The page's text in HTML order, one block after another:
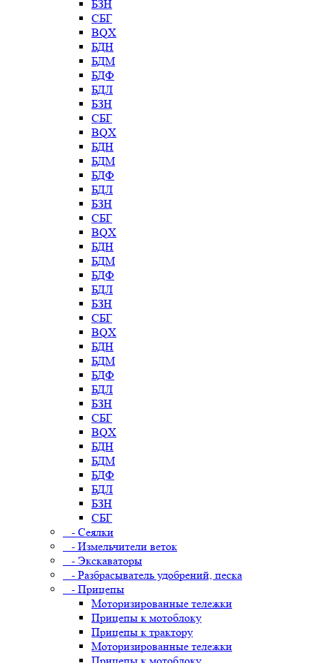
БЗН
СБГ
BQX
БДН
БДМ
БДФ
БДЛ
БЗН
СБГ
BQX
БДН
БДМ
БДФ
БДЛ
БЗН
СБГ
BQX
БДН
БДМ
БДФ
БДЛ
БЗН
СБГ
BQX
БДН
БДМ
БДФ
БДЛ
БЗН
СБГ
BQX
БДН
БДМ
БДФ
БДЛ
БЗН
СБГ
- Сеялки
- Измельчители веток
- Экскаваторы
- Разбрасыватель удобрений, песка
- Прицепы
Моторизированные тележки
Прицепы к мотоблоку
Прицепы к трактору
Моторизированные тележки